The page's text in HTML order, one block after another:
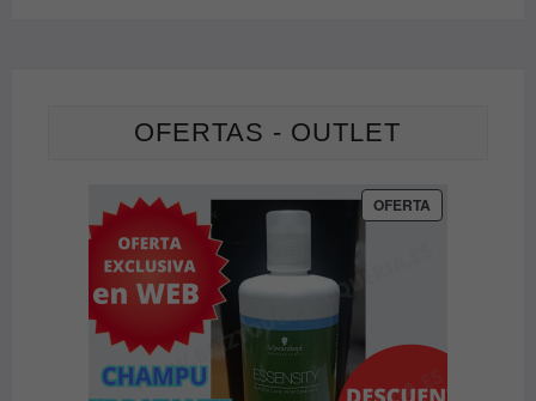
OFERTAS - OUTLET
OFERTAPRODUCTO
EN